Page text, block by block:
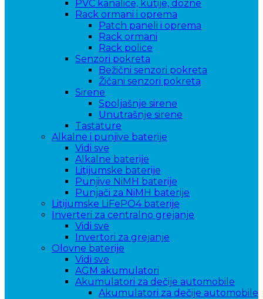
PVC kanalice, kutije, dozne
Rack ormani i oprema
Patch paneli i oprema
Rack ormani
Rack police
Senzori pokreta
Bežični senzori pokreta
Žičani senzori pokreta
Sirene
Spoljašnje sirene
Unutrašnje sirene
Tastature
Alkalne i punjive baterije
Vidi sve
Alkalne baterije
Litijumske baterije
Punjive NiMH baterije
Punjači za NiMH baterije
Litijumske LiFePO4 baterije
Inverteri za centralno grejanje
Vidi sve
Invertori za grejanje
Olovne baterije
Vidi sve
AGM akumulatori
Akumulatori za dečije automobile
Akumulatori za dečije automobile